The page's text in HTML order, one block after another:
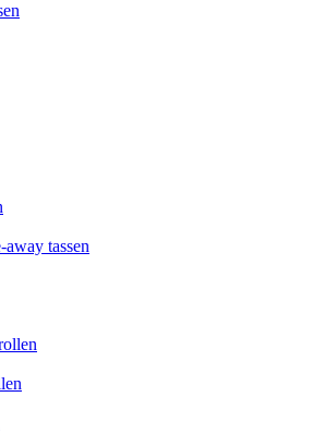
away tassen